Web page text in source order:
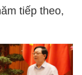
tiếp theo,